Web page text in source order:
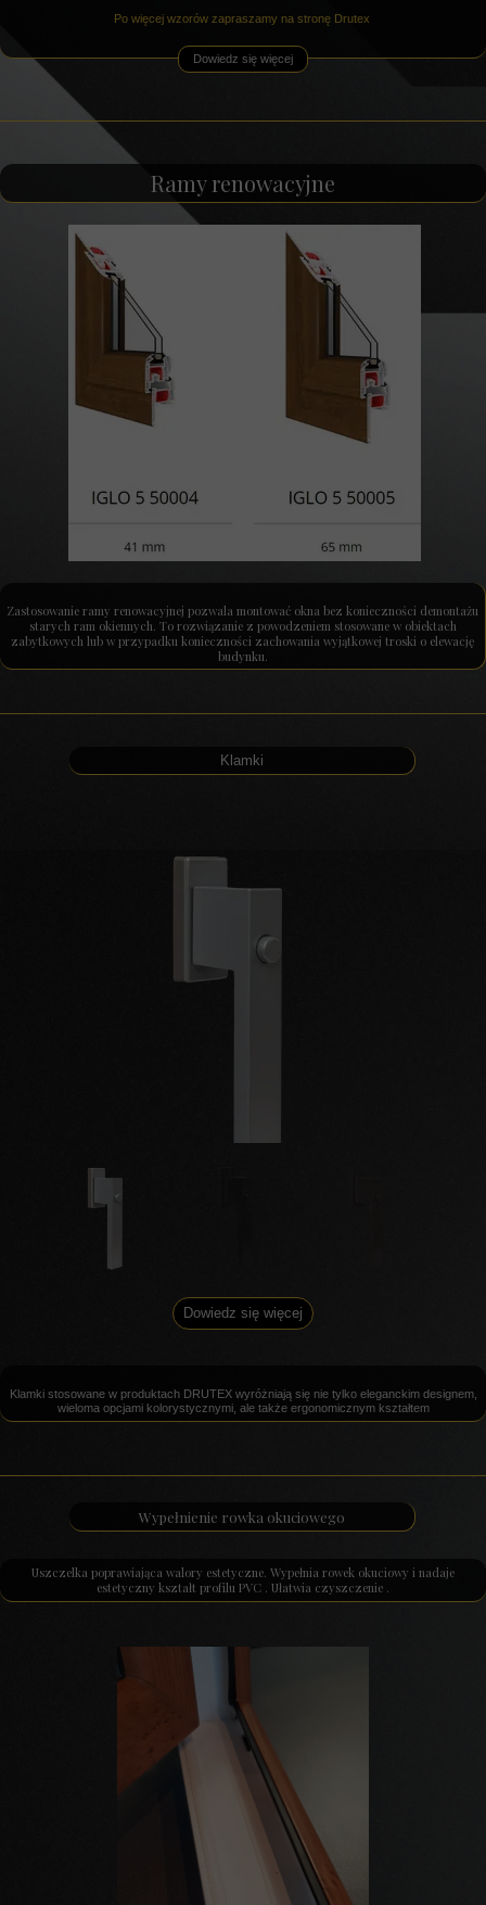
Uszczelka poprawiająca walory estetyczne. Wypełnia rowek okuciowy i nadaje
estetyczny kształt profilu PVC . Ułatwia czyszczenie .
Wypełnienie rowka okuciowego
Dowiedz się więcej
Klamki stosowane w produktach DRUTEX wyróżniają się nie tylko eleganckim designem,
wieloma opcjami kolorystycznymi, ale także ergonomicznym kształtem
Klamki
Zastosowanie ramy renowacyjnej pozwala montować okna bez konieczności demontażu
starych ram okiennych. To rozwiązanie z powodzeniem stosowane w obiektach
zabytkowych lub w przypadku konieczności zachowania wyjątkowej troski o elewację
budynku.
Ramy renowacyjne
Dowiedz się więcej
Po więcej wzorów zapraszamy na stronę Drutex